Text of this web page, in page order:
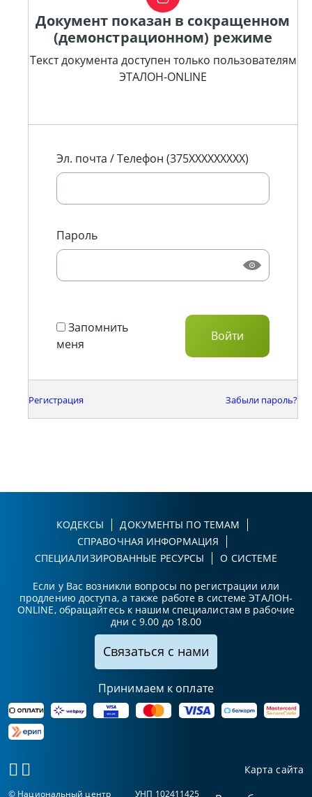
Документ показан в сокращенном
(демонстрационном) режиме
Текст документа доступен только пользователям
ЭТАЛОН-ONLINE
Эл. почта / Телефон (375XXXXXXXXX)
Пароль
Запомнить
меня
Регистрация Забыли пароль?
КОДЕКСЫ
ДОКУМЕНТЫ ПО ТЕМАМ
СПРАВОЧНАЯ ИНФОРМАЦИЯ
СПЕЦИАЛИЗИРОВАННЫЕ РЕСУРСЫ
О СИСТЕМЕ
Если у Вас возникли вопросы по регистрации или
продлению доступа, а также работе в системе ЭТАЛОН-
ONLINE, обращайтесь к нашим специалистам в рабочие
дни с 9.00 до 18.00
Связаться с нами
Принимаем к оплате
Карта сайта
© Национальный центр УНП 102411425